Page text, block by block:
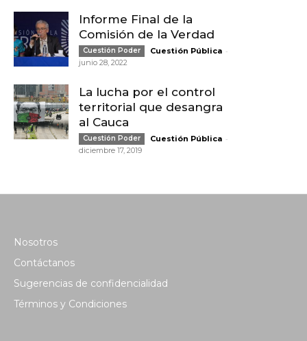
Informe Final de la
Comisión de la Verdad
Cuestión Poder Cuestión Pública -
junio 28, 2022
La lucha por el control
territorial que desangra
al Cauca
Cuestión Poder Cuestión Pública -
diciembre 17, 2019
Nosotros
Contáctanos
Sugerencias de confidencialidad
Términos y Condiciones